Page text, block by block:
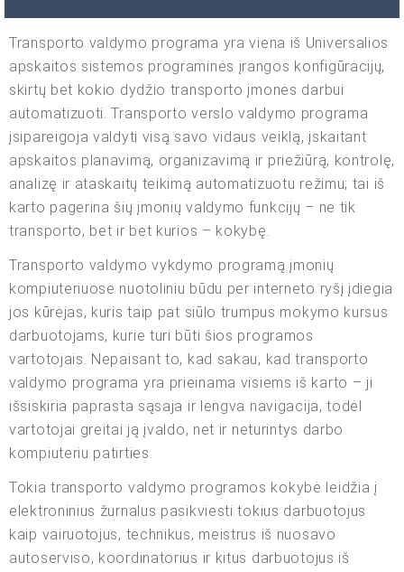
Transporto valdymo programa yra viena iš Universalios
apskaitos sistemos programinės įrangos konfigūracijų,
skirtų bet kokio dydžio transporto įmonės darbui
automatizuoti. Transporto verslo valdymo programa
įsipareigoja valdyti visą savo vidaus veiklą, įskaitant
apskaitos planavimą, organizavimą ir priežiūrą, kontrolę,
analizę ir ataskaitų teikimą automatizuotu režimu; tai iš
karto pagerina šių įmonių valdymo funkcijų – ne tik
transporto, bet ir bet kurios – kokybę.
Transporto valdymo vykdymo programą įmonių
kompiuteriuose nuotoliniu būdu per interneto ryšį įdiegia
jos kūrėjas, kuris taip pat siūlo trumpus mokymo kursus
darbuotojams, kurie turi būti šios programos
vartotojais. Nepaisant to, kad sakau, kad transporto
valdymo programa yra prieinama visiems iš karto – ji
išsiskiria paprasta sąsaja ir lengva navigacija, todėl
vartotojai greitai ją įvaldo, net ir neturintys darbo
kompiuteriu patirties.
Tokia transporto valdymo programos kokybė leidžia į
elektroninius žurnalus pasikviesti tokius darbuotojus
kaip vairuotojus, technikus, meistrus iš nuosavo
autoserviso, koordinatorius ir kitus darbuotojus iš